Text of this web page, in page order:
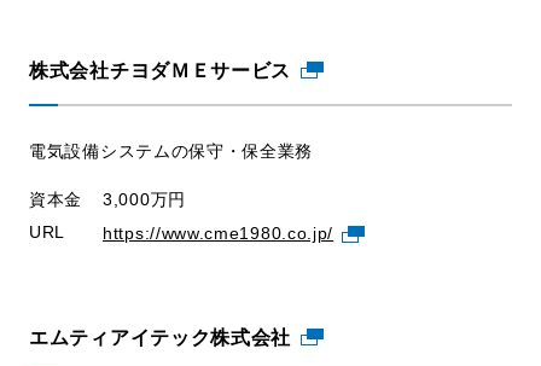
株式会社チヨダＭＥサービス
電気設備システムの保守・保全業務
資本金
3,000万円
URL
https://www.cme1980.co.jp/
エムティアイテック株式会社